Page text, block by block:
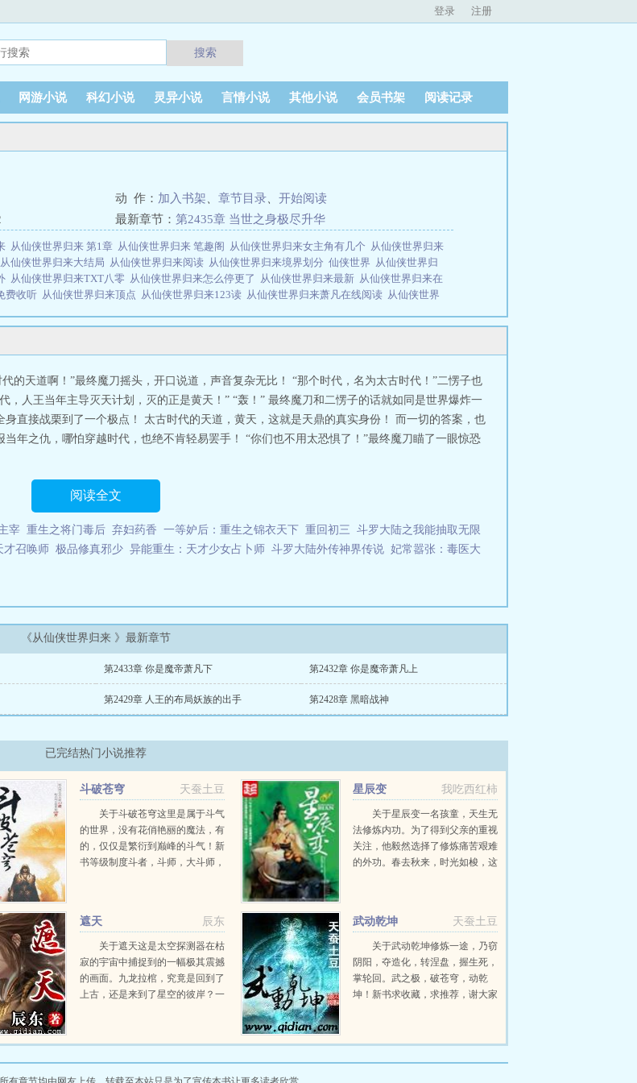
登录 注册
搜索
网游小说 科幻小说 灵异小说 言情小说 其他小说 会员书架 阅读记录
动 作： 加入书架 章节目录
开始阅读
最新章节： 第2435章 当世之身极尽升华
从仙侠世界归来 第1章 从仙侠世界归来 笔趣阁 从仙侠世界归来女主角有几个 从仙侠世界归来
从仙侠世界归来大结局 从仙侠世界归来阅读 从仙侠世界归来境界划分 仙侠世界 从仙侠世界归
从仙侠世界归来TXT八零 从仙侠世界归来怎么停更了 从仙侠世界归来最新 从仙侠世界归来在
费收听 从仙侠世界归来顶点 从仙侠世界归来123读 从仙侠世界归来萧凡在线阅读 从仙侠世界
世界归来魔帝萧凡TXT从仙侠世界归来在哪看从仙侠世界归来 m从仙侠世界归来全本从仙侠
件能看
无标题从仙侠世界归来为什么不更新了从仙侠世界归来萧凡TXT免费从仙侠世界归来魔帝萧
仙侠世界归来停更原因从仙侠世界归来TXT全本从仙侠世界归来百度百科
从仙侠世界归来类似
世界归来完结 从仙侠世界归来贴吧 从仙侠世界归来番外篇五帝 从仙侠世界归来在线阅读
从仙
TXT从仙侠世界归来百科从仙侠世界归来 聚合中文网 从仙侠世界归来作者从仙侠世界归来
世界归来相似从仙侠世界归来如何从仙侠世界归来萧凡免费阅读从仙侠世界归来精校版 从仙
帝萧凡笔趣阁从仙侠世界归来 第97章从仙侠世界归来完本从仙侠世界归来什么时候开始写
从仙侠世界归来 萧凡
横行的仙侠世界。华夏，华海市炎热的夏季，知了嘶鸣，到处都是滚滚热浪，尤其是到了中午
上缓缓而行。他一头乌黑的长发及腰，身穿一套墨黑色古代汉服，就好像电视之中的那些古人
频频相看，眼光之中都充满了好奇之色。这人，好怪一个大男人的头发居然比女人还长，而且
的天道啊！”最终魔刀摇头，开口说道，声音复杂无比！ “那个时代，名为太古时代！”二愣子也
，人王当年主导灭天计划，灭的正是黄天！” “轰！” 最终魔刀和二愣子的话就如同是世界爆炸一
直接战栗到了一个极点！ 太古时代的天道，黄天，这就是天鼎的真实身份！ 而一切的答案，也
年之仇，哪怕穿越时代，也绝不肯轻易罢手！ “你们也不用太恐惧了！”最终魔刀瞄了一眼惊恐
阅读全文
宰 重生之将门毒后 弃妇药香 一等妒后：重生之锦衣天下 重回初三 斗罗大陆之我能抽取无限
才召唤师 极品修真邪少 异能重生：天才少女占卜师 斗罗大陆外传神界传说 妃常嚣张：毒医大
《从仙侠世界归来 》最新章节
第2433章 你是魔帝萧凡下 第2432章 你是魔帝萧凡上
第2429章 人王的布局妖族的出手 第2428章 黑暗战神
已完结热门小说推荐
天蚕土豆
斗破苍穹
关于斗破苍穹这里是属于斗气
的世界，没有花俏艳丽的魔法，有
的，仅仅是繁衍到巅峰的斗气！新
书等级制度斗者，斗师，大斗师，
我吃西红柿
星辰变
关于星辰变一名孩童，天生无
法修炼内功。为了得到父亲的重视
关注，他毅然选择了修炼痛苦艰难
的外功。春去秋来，时光如梭，这
青年无...
辰东
遮天
关于遮天这是太空探测器在枯
寂的宇宙中捕捉到的一幅极其震撼
的画面。九龙拉棺，究竟是回到了
上古，还是来到了星空的彼岸？一
瀚海汹涌，欲望如深渊无止境登天
天蚕土豆
武动乾坤
关于武动乾坤修炼一途，乃窃
阴阳，夺造化，转涅盘，握生死，
掌轮回。武之极，破苍穹，动乾
坤！新书求收藏，求推荐，谢大家